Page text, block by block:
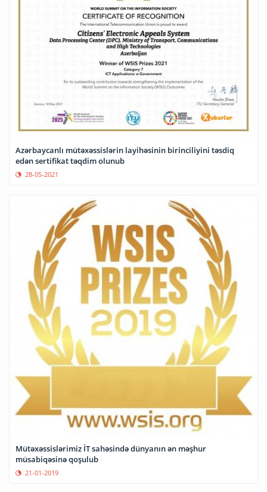
Azərbaycanlı mütəxəssislərin layihəsinin birinciliyini təsdiq
edən sertifikat təqdim olunub
28-05-2021
Mütəxəssislərimiz İT sahəsində dünyanın ən məşhur
müsabiqəsinə qoşulub
21-01-2019